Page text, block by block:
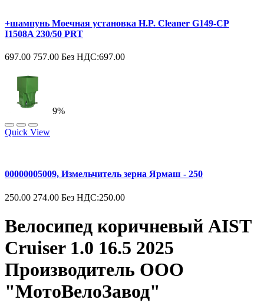
+шампунь Моечная установка H.P. Cleaner G149-CP
I1508A 230/50 PRT
697.00 757.00 Без НДС:697.00
9%
Quick View
00000005009, Измельчитель зерна Ярмаш - 250
250.00 274.00 Без НДС:250.00
Велосипед коричневый AIST
Cruiser 1.0 16.5 2025
Производитель ООО
"МотоВелоЗавод"